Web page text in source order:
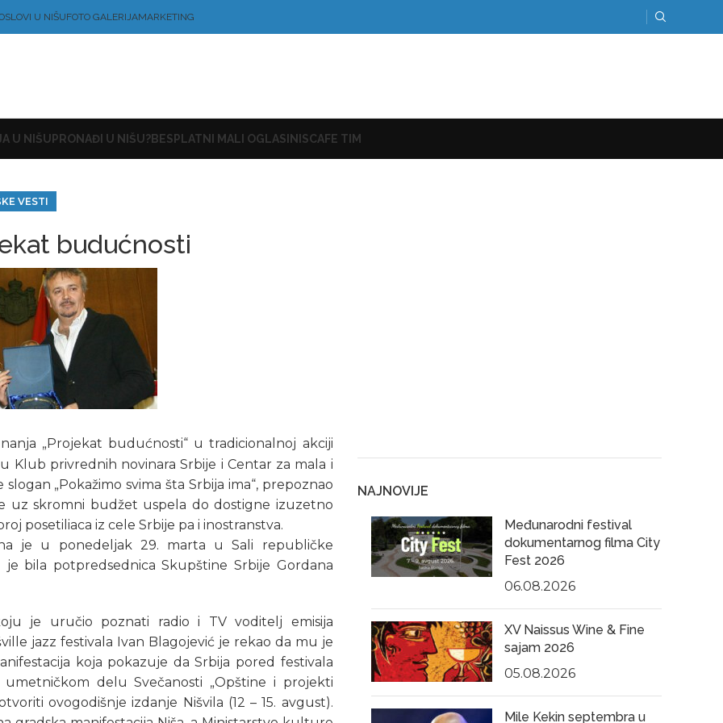
U NIŠUFOTO GALERIJAMARKETING
U NIŠU PRONAĐI U NIŠU?BESPLATNI MALI OGLASI NISCAFE TIM
VESTI
budućnosti
„Projekat budućnosti“ u tradicionalnoj akciji
Klub privrednih novinara Srbije i Centar za mala i
„Pokažimo svima šta Srbija ima“, prepoznao
uz skromni budžet uspela do dostigne izuzetno
posetiliaca iz cele Srbije pa i inostranstva.
je u ponedeljak 29. marta u Sali republičke
bila potpredsednica Skupštine Srbije Gordana
je uručio poznati radio i TV voditelj emisija
jazz festivala Ivan Blagojević je rekao da mu je
koja pokazuje da Srbija pored festivala
delu Svečanosti „Opštine i projekti
ovogodišnje izdanje Nišvila (12 – 15. avgust).
NAJNOVIJE
Međunarodni festival
dokumentarnog filma City
Fest 2026
06.08.2026
XV Naissus Wine & Fine
sajam 2026
05.08.2026
Mile Kekin septembra u